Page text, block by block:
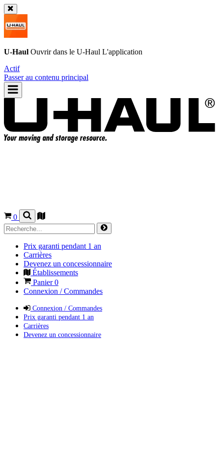
U-Haul Ouvrir dans le U-Haul L'application
Actif
Passer au contenu principal
0
Prix garanti pendant 1 an
Carrières
Devenez un concessionnaire
Établissements
Panier0
Connexion / Commandes
Connexion / Commandes
Prix garanti pendant 1 an
Carrières
Devenez un concessionnaire